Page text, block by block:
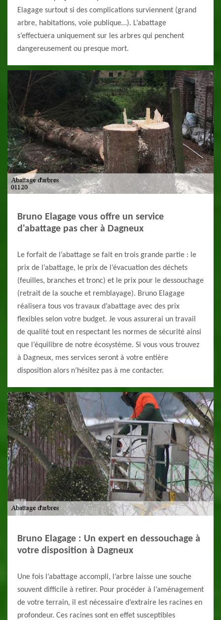
Elagage surtout si des complications surviennent (grand
arbre, habitations, voie publique…). L’abattage
s’effectuera uniquement sur les arbres qui penchent
dangereusement ou presque mort.
Bruno Elagage vous offre un service
d'abattage pas cher à Dagneux
Le forfait de l’abattage se fait en trois grande partie : le
prix de l’abattage, le prix de l’évacuation des déchets
(feuilles, branches et tronc) et le prix pour le dessouchage
(retrait de la souche et remblayage). Bruno Elagage
réalisera tous vos travaux d’abattage avec des prix
flexibles selon votre budget. Je vous assurerai un travail
de qualité tout en respectant les normes de sécurité ainsi
que l’équilibre de notre écosystème. Si vous vous trouvez
à Dagneux, mes services seront à votre entière
disposition alors n’hésitez pas à me contacter.
Bruno Elagage : Un expert en dessouchage à
votre disposition à Dagneux
Une fois l’abattage accompli, l’arbre laisse une souche
souvent difficile à retirer. Pour procéder à l’aménagement
de votre terrain, il est nécessaire d’extraire les racines en
profondeur. Ces racines sont en effet susceptibles